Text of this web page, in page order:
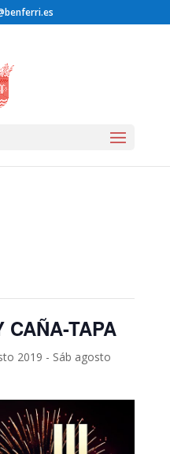
CAÑA-TAPA
2019 - Sáb agosto